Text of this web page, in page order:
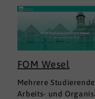
FOM Wesel
Mehrere
Arbeits- und